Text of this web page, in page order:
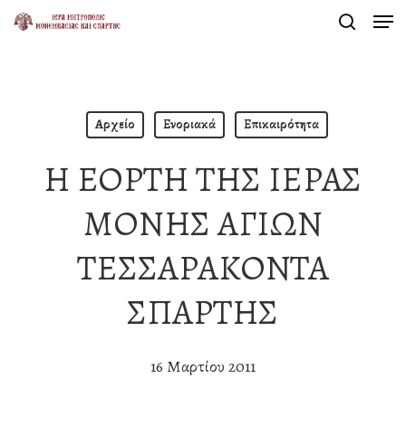
Skip
Αρχείο Ενοριακά Επικαιρότητα
Η ΕΟΡΤΗ ΤΗΣ ΙΕΡΑΣ
ΜΟΝΗΣ ΑΓΙΩΝ
ΤΕΣΣΑΡΑΚΟΝΤΑ
ΣΠΑΡΤΗΣ
16 Μαρτίου 2011